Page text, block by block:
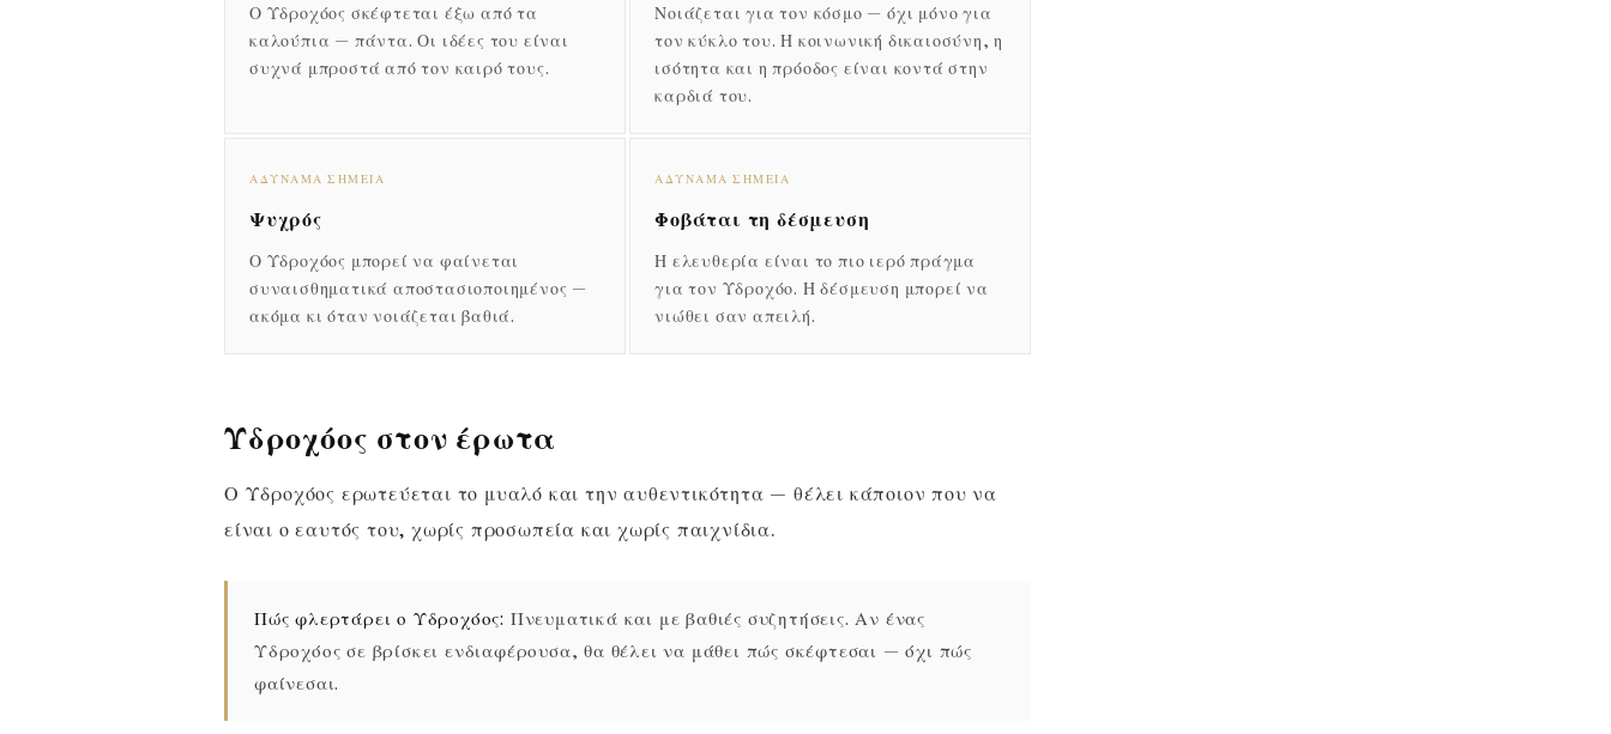
Ο Υδροχόος σκέφτεται έξω από τα
καλούπια — πάντα. Οι ιδέες του είναι
συχνά μπροστά από τον καιρό τους.
Νοιάζεται για τον κόσμο — όχι μόνο για
τον κύκλο του. Η κοινωνική δικαιοσύνη, η
ισότητα και η πρόοδος είναι κοντά στην
καρδιά του.
ΑΔΎΝΑΜΑ ΣΗΜΕΊΑ
Ψυχρός
Ο Υδροχόος μπορεί να φαίνεται
συναισθηματικά αποστασιοποιημένος —
ακόμα κι όταν νοιάζεται βαθιά.
ΑΔΎΝΑΜΑ ΣΗΜΕΊΑ
Φοβάται τη δέσμευση
Η ελευθερία είναι το πιο ιερό πράγμα
για τον Υδροχόο. Η δέσμευση μπορεί να
νιώθει σαν απειλή.
Υδροχόος στον έρωτα
Ο Υδροχόος ερωτεύεται το μυαλό και την αυθεντικότητα — θέλει κάποιον που να
είναι ο εαυτός του, χωρίς προσωπεία και χωρίς παιχνίδια.
Πώς φλερτάρει ο Υδροχόος: Πνευματικά και με βαθιές συζητήσεις. Αν ένας
Υδροχόος σε βρίσκει ενδιαφέρουσα, θα θέλει να μάθει πώς σκέφτεσαι — όχι πώς
φαίνεσαι.